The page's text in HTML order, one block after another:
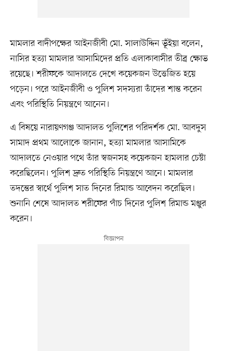
মামলার বাদীপক্ষের আইনজীবী মো. সালাউদ্দিন ভূঁইয়া বলেন,
নাসির হত্যা মামলার আসামিদের প্রতি এলাকাবাসীর তীব্র ক্ষোভ
রয়েছে। শরীফকে আদালতে দেখে কয়েকজন উত্তেজিত হয়ে
পড়েন। পরে আইনজীবী ও পুলিশ সদস্যরা তাঁদের শান্ত করেন
এবং পরিস্থিতি নিয়ন্ত্রণে আনেন।
এ বিষয়ে নারায়ণগঞ্জ আদালত পুলিশের পরিদর্শক মো. আবদুস
সামাদ প্রথম আলোকে জানান, হত্যা মামলার আসামিকে
আদালতে নেওয়ার পথে তাঁর স্বজনসহ কয়েকজন হামলার চেষ্টা
করেছিলেন। পুলিশ দ্রুত পরিস্থিতি নিয়ন্ত্রণে আনে। মামলার
তদন্তের স্বার্থে পুলিশ সাত দিনের রিমান্ড আবেদন করেছিল।
শুনানি শেষে আদালত শরীফের পাঁচ দিনের পুলিশ রিমান্ড মঞ্জুর
করেন।